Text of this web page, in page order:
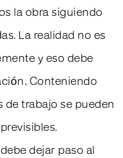
la obra siguiendo
La realidad no es
y eso debe
Conteniendo
de trabajo se pueden
dejar paso al